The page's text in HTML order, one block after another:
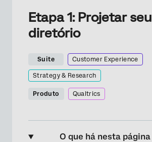
Etapa 1: Projetar seu
diretório
Suite Customer Experience
Strategy & Research
Produto Qualtrics
O que há nesta página